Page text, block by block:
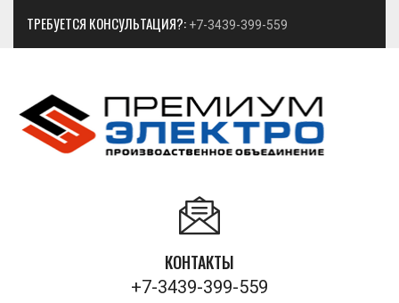
ТРЕБУЕТСЯ КОНСУЛЬТАЦИЯ?: +7-3439-399-559
КОНТАКТЫ
+7-3439-399-559